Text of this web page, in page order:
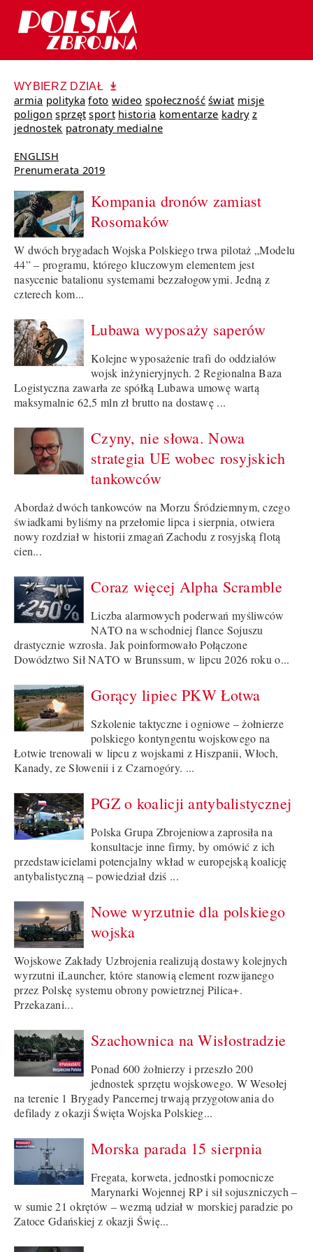
WYBIERZ DZIAŁ
armia polityka foto wideo społeczność świat misje
poligon sprzęt sport historia komentarze kadry z
jednostek patronaty medialne
ENGLISH
Prenumerata 2019
Kompania dronów zamiast
Rosomaków
W dwóch brygadach Wojska Polskiego trwa pilotaż „Modelu
44” – programu, którego kluczowym elementem jest
nasycenie batalionu systemami bezzałogowymi. Jedną z
czterech kom...
Lubawa wyposaży saperów
Kolejne wyposażenie trafi do oddziałów
wojsk inżynieryjnych. 2 Regionalna Baza
Logistyczna zawarła ze spółką Lubawa umowę wartą
maksymalnie 62,5 mln zł brutto na dostawę ...
Czyny, nie słowa. Nowa
strategia UE wobec rosyjskich
tankowców
Abordaż dwóch tankowców na Morzu Śródziemnym, czego
świadkami byliśmy na przełomie lipca i sierpnia, otwiera
nowy rozdział w historii zmagań Zachodu z rosyjską flotą
cien...
Coraz więcej Alpha Scramble
Liczba alarmowych poderwań myśliwców
NATO na wschodniej flance Sojuszu
drastycznie wzrosła. Jak poinformowało Połączone
Dowództwo Sił NATO w Brunssum, w lipcu 2026 roku o...
Gorący lipiec PKW Łotwa
Szkolenie taktyczne i ogniowe – żołnierze
polskiego kontyngentu wojskowego na
Łotwie trenowali w lipcu z wojskami z Hiszpanii, Włoch,
Kanady, ze Słowenii i z Czarnogóry. ...
PGZ o koalicji antybalistycznej
Polska Grupa Zbrojeniowa zaprosiła na
konsultacje inne firmy, by omówić z ich
przedstawicielami potencjalny wkład w europejską koalicję
antybalistyczną – powiedział dziś ...
Nowe wyrzutnie dla polskiego
wojska
Wojskowe Zakłady Uzbrojenia realizują dostawy kolejnych
wyrzutni iLauncher, które stanowią element rozwijanego
przez Polskę systemu obrony powietrznej Pilica+.
Przekazani...
Szachownica na Wisłostradzie
Ponad 600 żołnierzy i przeszło 200
jednostek sprzętu wojskowego. W Wesołej
na terenie 1 Brygady Pancernej trwają przygotowania do
defilady z okazji Święta Wojska Polskieg...
Morska parada 15 sierpnia
Fregata, korweta, jednostki pomocnicze
Marynarki Wojennej RP i sił sojuszniczych –
w sumie 21 okrętów – wezmą udział w morskiej paradzie po
Zatoce Gdańskiej z okazji Świę...